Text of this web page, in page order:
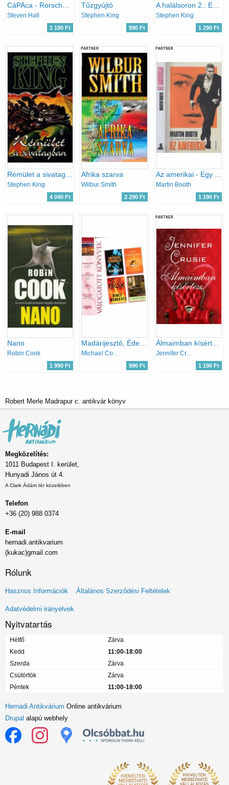
Steven Hall
1 190 Ft
Tűzgyújtó
Stephen King
990 Ft
A halálsoron 2.: Egér a halálsoron
Stephen King
1 290 Ft
Stephen King
4 040 Ft
PARTNER
Afrika szarva
Wilbur Smith
2 290 Ft
PARTNER
Martin Booth
1 190 Ft
Nano
Robin Cook
1 990 Ft
Michael Connelly, Kevin Alan Milne, C. J. Box, Patrick Taylor
990 Ft
PARTNER
Álmaimban kísértesz
Jennifer Crusie
1 190 Ft
Robert Merle Madrapur c. antikvár könyv
Megközelítés:
1011 Budapest I. kerület,
Hunyadi János út 4.
A Clark Ádám tér közelében
Telefon
+36 (20) 988 0374
E-mail
hernadi.antikvarium
(kukac)gmail.com
Rólunk
Lábléc
menü
Hasznos Információk Általános Szerződési Feltételek
Adatvédelmi irányelvek
Nyitvatartás
Hétfő
Zárva
Kedd
11:00-18:00
Szerda
Zárva
Csütörtök
Zárva
Péntek
11:00-18:00
Hernádi Antikvárium Online antikvárium
Drupal alapú webhely